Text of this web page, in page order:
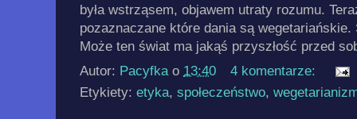
była wstrząsem, objawem utraty rozumu.
pozaznaczane które dania są wegetariańskie.
Może ten świat ma jakąś przyszłość przed
Autor: Pacyfka o 13:40
4 komentarze:
Etykiety: etyka, społeczeństwo,